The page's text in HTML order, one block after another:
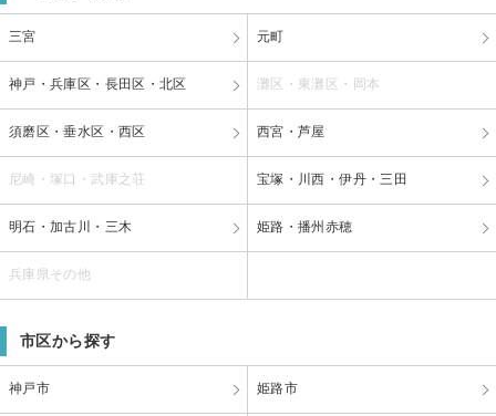
三宮 元町
神戸・兵庫区・長田区・北区 灘区・東灘区・岡本
須磨区・垂水区・西区 西宮・芦屋
尼崎・塚口・武庫之荘 宝塚・川西・伊丹・三田
明石・加古川・三木 姫路・播州赤穂
兵庫県その他
市区から探す
神戸市 姫路市